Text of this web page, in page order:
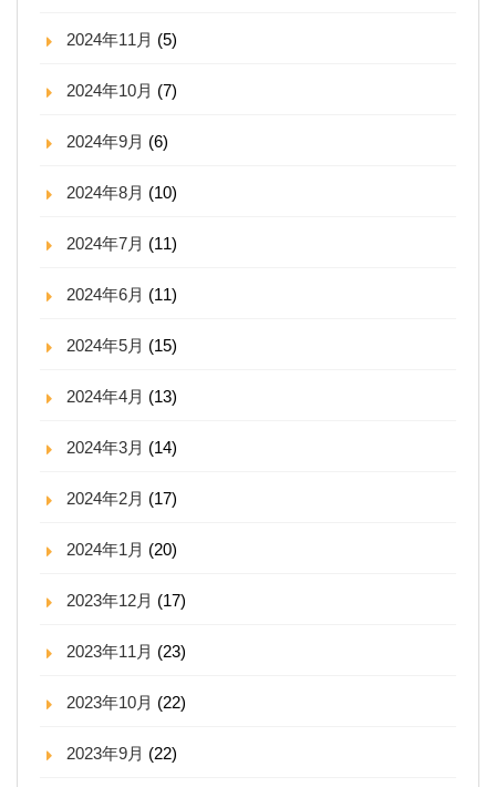
2024年11月 (5)
2024年10月 (7)
2024年9月 (6)
2024年8月 (10)
2024年7月 (11)
2024年6月 (11)
2024年5月 (15)
2024年4月 (13)
2024年3月 (14)
2024年2月 (17)
2024年1月 (20)
2023年12月 (17)
2023年11月 (23)
2023年10月 (22)
2023年9月 (22)